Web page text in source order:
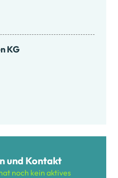
KG
und Kontakt
noch kein aktives